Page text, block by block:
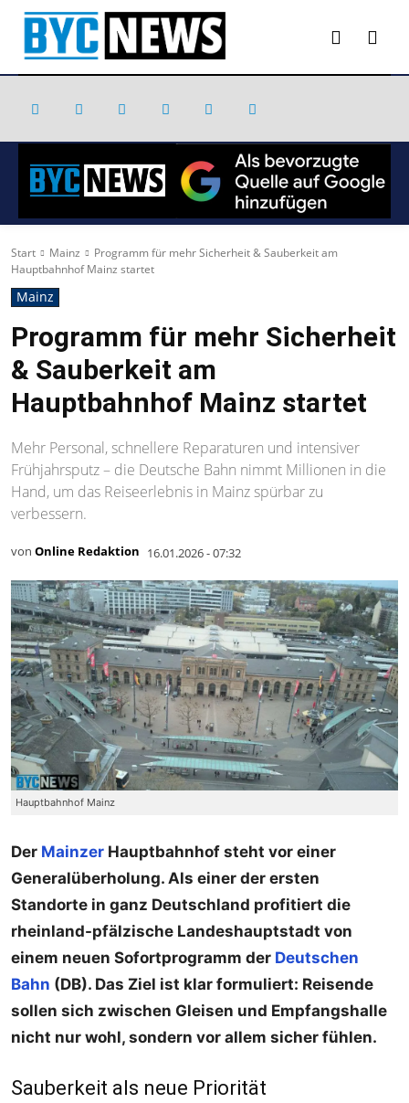
Start Mainz
Programm für mehr Sicherheit & Sauberkeit am
Hauptbahnhof Mainz startet
Mainz
Programm für mehr Sicherheit
& Sauberkeit am
Hauptbahnhof Mainz startet
Mehr Personal, schnellere Reparaturen und intensiver
Frühjahrsputz – die Deutsche Bahn nimmt Millionen in die
Hand, um das Reiseerlebnis in Mainz spürbar zu
verbessern.
von Online Redaktion 16.01.2026 - 07:32
Hauptbahnhof Mainz
Der Mainzer Hauptbahnhof steht vor einer
Generalüberholung. Als einer der ersten
Standorte in ganz Deutschland profitiert die
rheinland-pfälzische Landeshauptstadt von
einem neuen Sofortprogramm der Deutschen
Bahn (DB). Das Ziel ist klar formuliert: Reisende
sollen sich zwischen Gleisen und Empfangshalle
nicht nur wohl, sondern vor allem sicher fühlen.
Sauberkeit als neue Priorität